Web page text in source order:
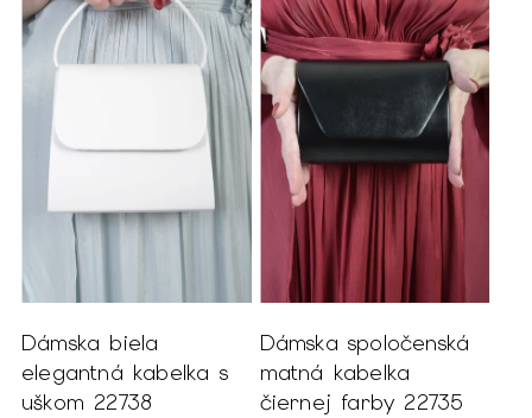
Dámska biela
elegantná kabelka s
uškom 22738
Dámska spoločenská
matná kabelka
čiernej farby 22735